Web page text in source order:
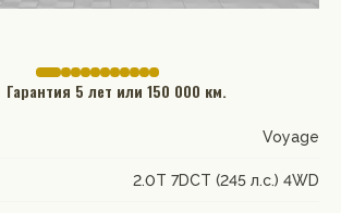
Гарантия 5 лет или 150 000 км.
Voyage
2.0T 7DCT (245 л.с.) 4WD